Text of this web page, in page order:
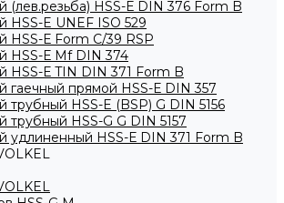
HSS-Е DIN 376 Form B
E UNEF ISO 529
Е Form C/39 RSP
HSS-Е Mf DIN 374
Е TIN DIN 371 Form B
прямой HSS-Е DIN 357
HSS-E (BSP) G DIN 5156
HSS-G G DIN 5157
удлиненный HSS-Е DIN 371 Form B